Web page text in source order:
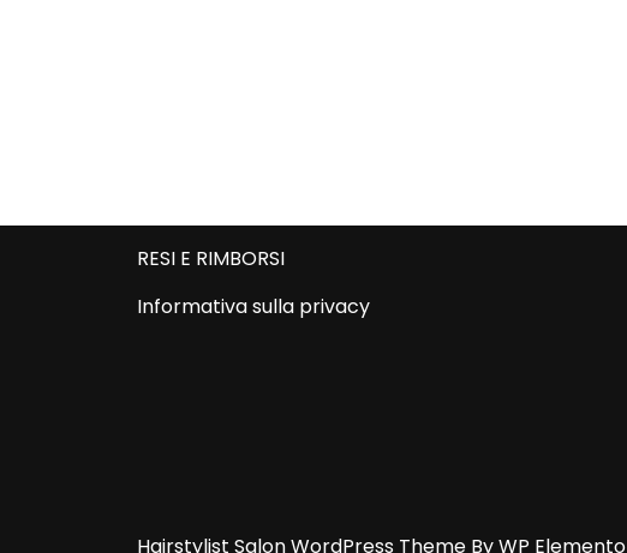
RESI E RIMBORSI
Informativa sulla privacy
Hairstylist Salon WordPress Theme By WP Elemento